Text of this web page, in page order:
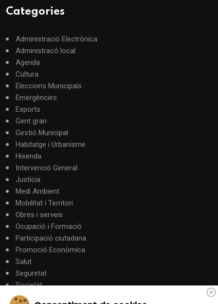
Categories
Administració Electrònica
Administracó local
Agenda
Cultura
Eleccions Municipals
Emergències
Esports
Gent gran
Gestió Municipal
Habitatge i Urbanisme
Hisenda
Intervenció General
Justícia
Medi Ambient
Mobilitat i Territori
Obres i serveis
Ocupació i Formació
Participació ciutadana
Promoció Econòmica
Salut
Seguretat
Societat
Turisme